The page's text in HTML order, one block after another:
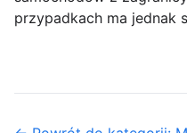
przypadkach ma jednak